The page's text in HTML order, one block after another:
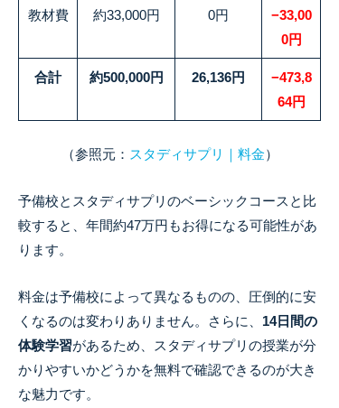
教材費 約33,000円 0円
−33,00
0円
合計 約500,000円 26,136円
−473,8
64円
（参照元： スタディサプリ｜料金）
予備校とスタディサプリのベーシックコースと比
較すると、年間約47万円もお得になる可能性があ
ります。
料金は予備校によって異なるものの、圧倒的に安
くなるのは変わりありません。
さらに、 14日間の
体験学習があるため、スタディサプリの授業が分
かりやすいかどうかを無料で確認できるのが大き
な魅力です。